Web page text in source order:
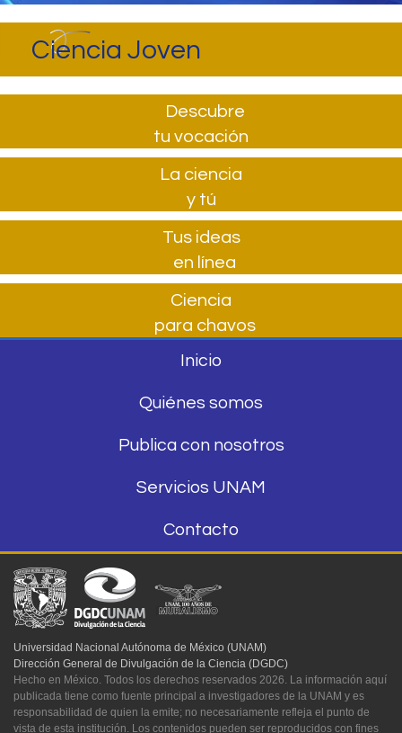
Ciencia Joven
Descubre
tu vocación
La ciencia
y tú
Tus ideas
en línea
Ciencia
para chavos
Inicio
Quiénes somos
Publica con nosotros
Servicios UNAM
Contacto
Universidad Nacional Autónoma de México (UNAM)
Dirección General de Divulgación de la Ciencia (DGDC)
Hecho en México. Todos los derechos reservados 2026. La información aquí
publicada tiene como fuente principal a investigadores de la UNAM y es
responsabilidad de quien la emite; no necesariamente refleja el punto de
vista de esta institución. Los contenidos pueden ser reproducidos con fines